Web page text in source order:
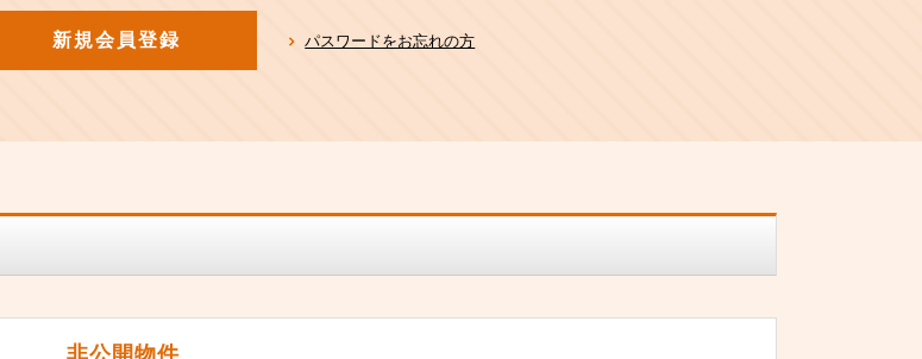
新規会員登録 パスワードをお忘れの方
非公開物件